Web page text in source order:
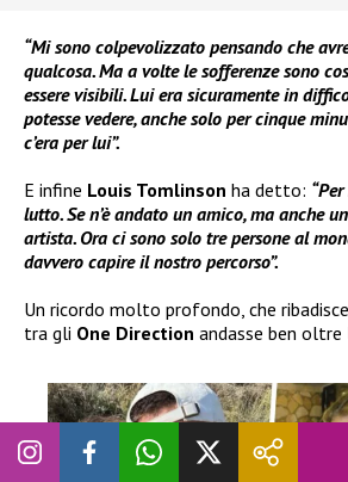
“Mi sono colpevolizzato pensando che
qualcosa. Ma a volte le sofferenze sono
essere visibili. Lui era sicuramente in
potesse vedere, anche solo per cinque
c’era per lui”.
E infine Louis Tomlinson ha detto:
lutto. Se n’è andato un amico, ma anche
artista. Ora ci sono solo tre persone al
davvero capire il nostro percorso”.
Un ricordo molto profondo, che
tra gli One Direction andasse ben oltre